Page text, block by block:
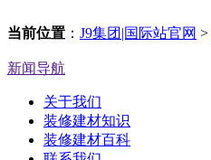
当前位置 ： J9集团|国际站官网 >
新闻导航
关于我们
装修建材知识
装修建材百科